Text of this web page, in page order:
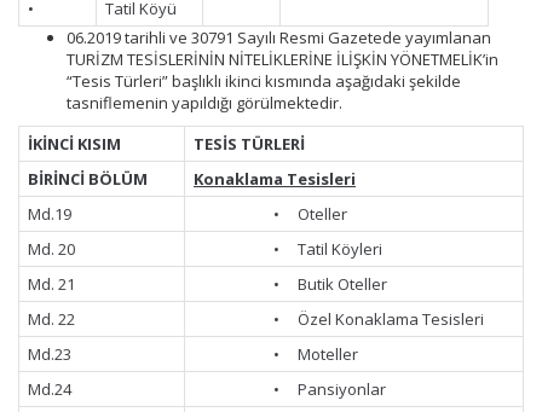
•
Tatil Köyü
06.2019 tarihli ve 30791 Sayılı Resmi Gazetede yayımlanan
TURİZM TESİSLERİNİN NİTELİKLERİNE İLİŞKİN YÖNETMELİK’in
“Tesis Türleri” başlıklı ikinci kısmında aşağıdaki şekilde
tasniflemenin yapıldığı görülmektedir.
İKİNCİ KISIM
TESİS TÜRLERİ
BİRİNCİ BÖLÜM
Konaklama Tesisleri
Md.19
• Oteller
Md. 20
• Tatil Köyleri
Md. 21
• Butik Oteller
Md. 22
• Özel Konaklama Tesisleri
Md.23
• Moteller
Md.24
• Pansiyonlar